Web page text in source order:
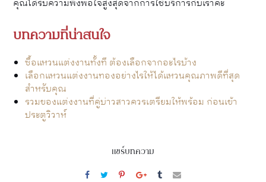
คุณได้รับความพึงพอใจสูงสุดจากการใช้บริการกับเราค่ะ
บทความที่น่าสนใจ
ซื้อแหวนแต่งงานทั้งที ต้องเลือกจากอะไรบ้าง
เลือกแหวนแต่งงานทองอย่างไรให้ได้แหวนคุณภาพดีที่สุด
สำหรับคุณ
รวมของแต่งงานที่คู่บ่าวสาวควรเตรียมให้พร้อม ก่อนเข้า
ประตูวิวาห์
แชร์บทความ